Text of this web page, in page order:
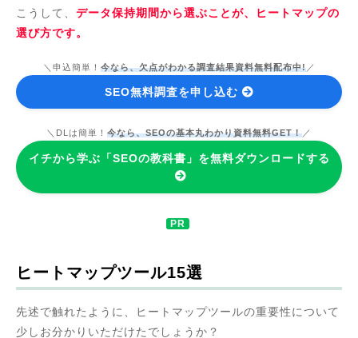
こうして、 データ保持期間から選ぶことが、ヒートマップの
選び方です。
＼申込簡単！ 今なら、欠点がわかる調査結果資料無料配布中!／
SEO無料調査を申し込む
＼DLは簡単！ 今なら、SEOの基本丸わかり資料無料GET！ ／
イチから学ぶ「SEOの教科書」を無料ダウンロードする
ヒートマップツール15選
先述で触れたように、ヒートマップツールの重要性について
少しお分かりいただけたでしょうか？